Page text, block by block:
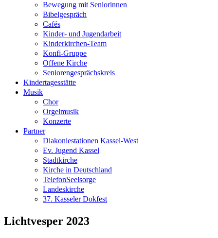
Bewegung mit Seniorinnen
Bibelgespräch
Cafés
Kinder- und Jugendarbeit
Kinderkirchen-Team
Konfi-Gruppe
Offene Kirche
Seniorengesprächskreis
Kindertagesstätte
Musik
Chor
Orgelmusik
Konzerte
Partner
Diakoniestationen Kassel-West
Ev. Jugend Kassel
Stadtkirche
Kirche in Deutschland
TelefonSeelsorge
Landeskirche
37. Kasseler Dokfest
Lichtvesper 2023